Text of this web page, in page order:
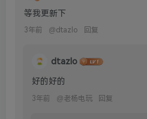
等我更新下
3年前 @dtazlo 回复
dtazlo
好的好的
3年前 @老杨电玩 回复